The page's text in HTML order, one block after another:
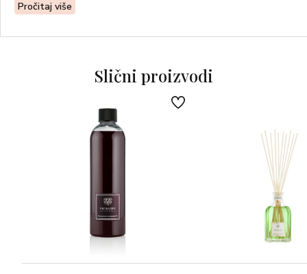
Note srca: Ruža, Jasmin, Bijeli cvijet, Neven
Pročitaj više
Slični proizvodi